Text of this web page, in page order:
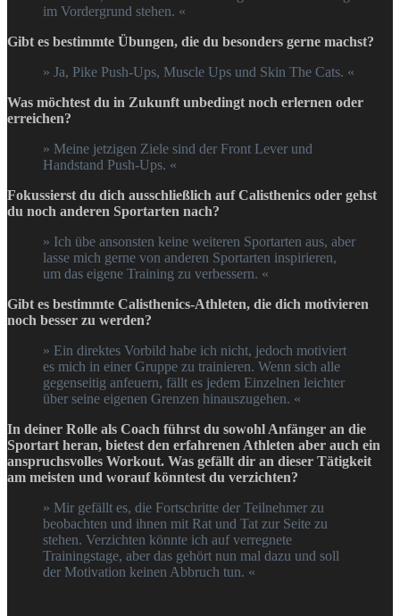
im Vordergrund stehen. «
Gibt es bestimmte Übungen, die du besonders gerne machst?
» Ja, Pike Push-Ups, Muscle Ups und Skin The Cats. «
Was möchtest du in Zukunft unbedingt noch erlernen oder
erreichen?
» Meine jetzigen Ziele sind der Front Lever und
Handstand Push-Ups. «
Fokussierst du dich ausschließlich auf Calisthenics oder gehst
du noch anderen Sportarten nach?
» Ich übe ansonsten keine weiteren Sportarten aus, aber
lasse mich gerne von anderen Sportarten inspirieren,
um das eigene Training zu verbessern. «
Gibt es bestimmte Calisthenics-Athleten, die dich motivieren
noch besser zu werden?
» Ein direktes Vorbild habe ich nicht, jedoch motiviert
es mich in einer Gruppe zu trainieren. Wenn sich alle
gegenseitig anfeuern, fällt es jedem Einzelnen leichter
über seine eigenen Grenzen hinauszugehen. «
In deiner Rolle als Coach führst du sowohl Anfänger an die
Sportart heran, bietest den erfahrenen Athleten aber auch ein
anspruchsvolles Workout. Was gefällt dir an dieser Tätigkeit
am meisten und worauf könntest du verzichten?
» Mir gefällt es, die Fortschritte der Teilnehmer zu
beobachten und ihnen mit Rat und Tat zur Seite zu
stehen. Verzichten könnte ich auf verregnete
Trainingstage, aber das gehört nun mal dazu und soll
der Motivation keinen Abbruch tun. «